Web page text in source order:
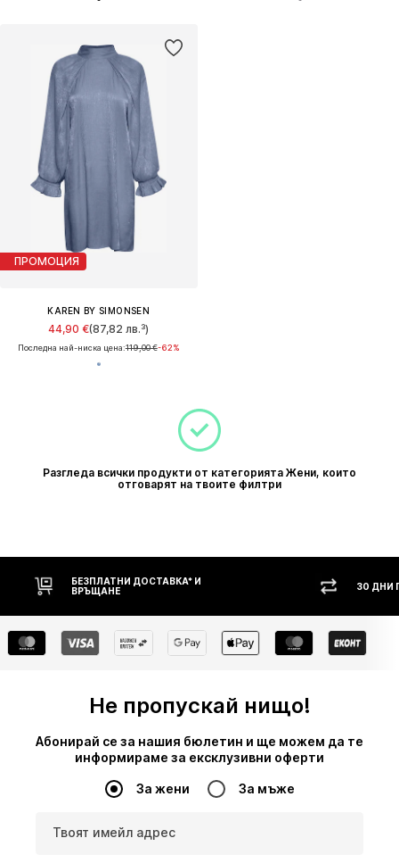
ПРОМОЦИЯ
KAREN BY SIMONSEN
44,90 €(87,82 лв.³)
Последна най-ниска цена:119,00 €-62%
Разгледа всички продукти от категорията Жени, които
отговарят на твоите филтри
ДОСТАВКА* И
30 ДНИ ПРАВО НА ВРЪЩАНЕ
Не пропускай нищо!
Абонирай се за нашия бюлетин и ще можем да те
информираме за ексклузивни оферти
За жени За мъже
Твоят имейл адрес